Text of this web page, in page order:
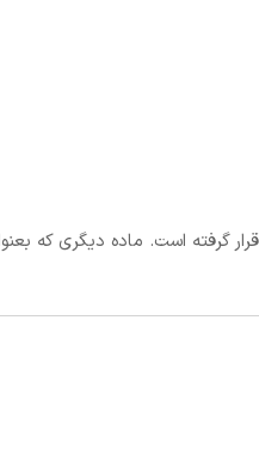
گرفته است. ماده دیگری که